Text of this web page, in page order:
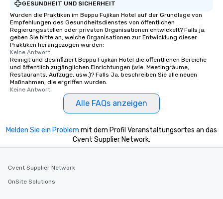
GESUNDHEIT UND SICHERHEIT
Wurden die Praktiken im Beppu Fujikan Hotel auf der Grundlage von
Empfehlungen des Gesundheitsdienstes von öffentlichen
Regierungsstellen oder privaten Organisationen entwickelt? Falls ja,
geben Sie bitte an, welche Organisationen zur Entwicklung dieser
Praktiken herangezogen wurden:
Keine Antwort.
Reinigt und desinfiziert Beppu Fujikan Hotel die öffentlichen Bereiche
und öffentlich zugänglichen Einrichtungen (wie: Meetingräume,
Restaurants, Aufzüge, usw.)? Falls Ja, beschreiben Sie alle neuen
Maßnahmen, die ergriffen wurden.
Keine Antwort.
Alle FAQs anzeigen
Melden Sie ein Problem mit dem Profil Veranstaltungsortes an das
Cvent Supplier Network.
Cvent Supplier Network
OnSite Solutions